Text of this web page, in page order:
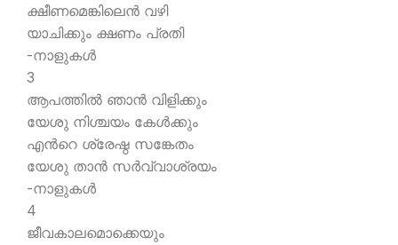
ക്ഷീണമെങ്കിലെന്‍ വഴി
യാചിക്കും ക്ഷണം പ്രതി
-നാളുകള്‍
3
ആപത്തില്‍ ഞാന്‍ വിളിക്കും
യേശു നിശ്ചയം കേള്‍ക്കും
എന്‍റെ ശ്രേഷ്ഠ സങ്കേതം
യേശു താന്‍ സര്‍വ്വാശ്രയം
-നാളുകള്‍
4
ജീവകാലമൊക്കെയും